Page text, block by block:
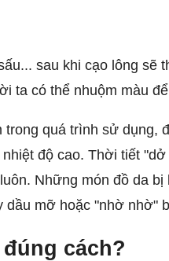
sau khi cạo lông sẽ
ta có thể nhuộm màu
quá trình sử dụng,
độ cao. Thời tiết
Những món đồ da
mỡ hoặc "nhờ nhờ"
cách?